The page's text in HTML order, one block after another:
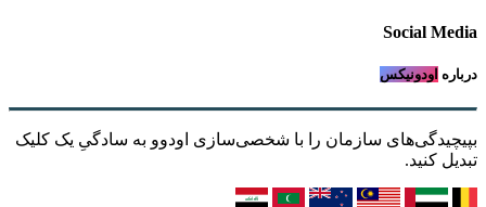
Social Media
درباره اودونیکس
بپیچیدگی‌های سازمان را با شخصی‌سازی اودوو به سادگیِ یک کلیک
تبدیل کنید.